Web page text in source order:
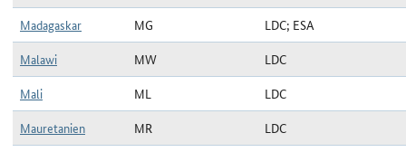
Madagaskar
MG
LDC; ESA
Malawi
MW
LDC
Mali
ML
LDC
Mauretanien
MR
LDC